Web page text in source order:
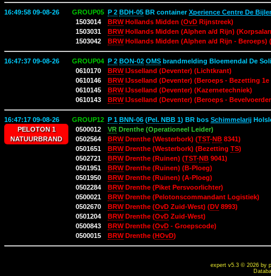
16:49:58 09-08-26 GROUP05 P 2 BDH-05 BR containerXperience Centre De
1503014
BRWHollands Midden (OvD Rijnstreek)
1503031
BRWHollands Midden (Alphen a/d Rijn)
1503042
BRWHollands Midden (Alphen a/d Rijn - Beroeps) (
16:47:37 09-08-26 GROUP04 P 2 BON-02 OMS brandmelding Bloemendal De
0610170
BRWIJsselland (Deventer) (Lichtkrant)
0610146
BRWIJsselland (Deventer) (Beroeps - Bezetting 1e
0610145
BRWIJsselland (Deventer) (Kazernetechniek)
0610143
BRWIJsselland (Deventer) (Beroeps -
16:47:17 09-08-26 GROUP12 P 1 BNN-06 (Pel. NBB 1) BR bos Schimmelarij
PELOTON 1
0500012 VR Drenthe (Operationeel Leider)
NATUURBRAND
0502564 BRWDrenthe (Westerbork) (TST-NB 8341)
0501651
BRWDrenthe (Westerbork) (Bezetting TS)
0502721
BRWDrenthe (Ruinen) (TST-NB 9041)
0501951
BRWDrenthe (Ruinen) (B-Ploeg)
0501950
BRWDrenthe (Ruinen) (A-Ploeg)
0502284
BRWDrenthe (Piket Persvoorlichter)
0500021
BRWDrenthe (Pelotonscommandant Logistiek)
0502670
BRWDrenthe (OvD Zuid-West) (DV8993)
0501204
BRWDrenthe (OvD Zuid-West)
0500843
BRWDrenthe (OvD - Groepscode)
0500015
BRWDrenthe (HOvD)
expert v5.3 © 2026 by